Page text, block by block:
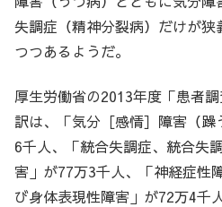
失調症（精神分裂病）だけが
つつあるようだ。
厚生労働省の2013年度「患者
訳は、「気分［感情］障害（
6千人、「統合失調症、統合失
害」が77万3千人、「神経症性
び身体表現性障害」が72万4千